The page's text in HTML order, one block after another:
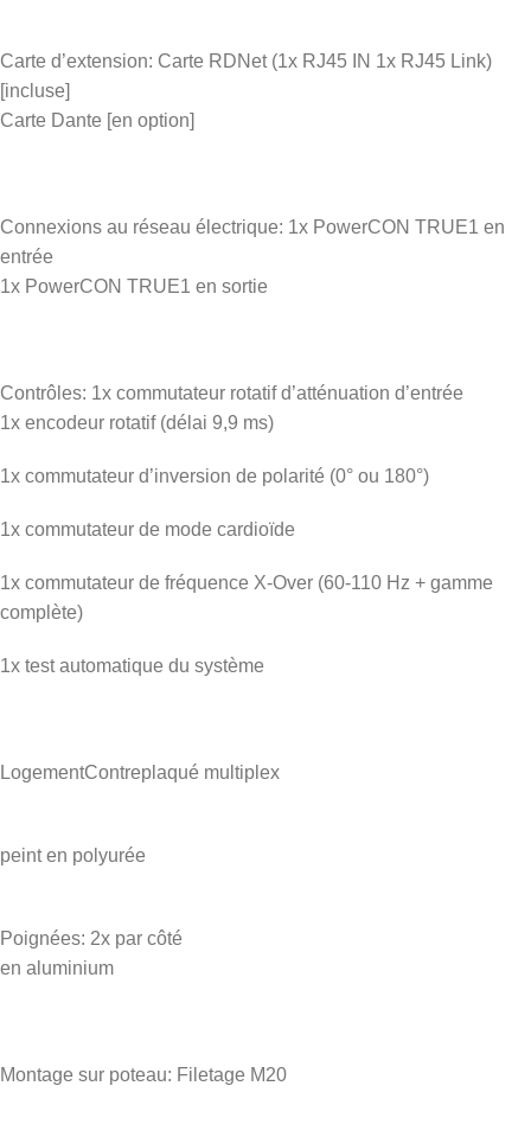
Carte d’extension: Carte RDNet (1x RJ45 IN 1x RJ45 Link)
[incluse]
Carte Dante [en option]
Connexions au réseau électrique: 1x PowerCON TRUE1 en
entrée
1x PowerCON TRUE1 en sortie
Contrôles: 1x commutateur rotatif d’atténuation d’entrée
1x encodeur rotatif (délai 9,9 ms)
1x commutateur d’inversion de polarité (0° ou 180°)
1x commutateur de mode cardioïde
1x commutateur de fréquence X-Over (60-110 Hz + gamme
complète)
1x test automatique du système
LogementContreplaqué multiplex
peint en polyurée
Poignées: 2x par côté
en aluminium
Montage sur poteau: Filetage M20